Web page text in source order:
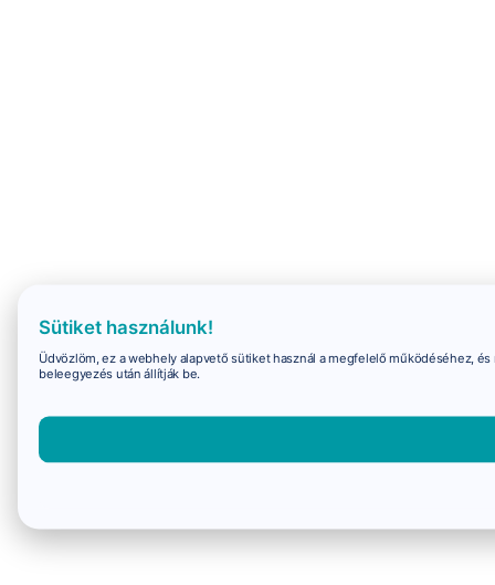
Sütiket használunk!
Üdvözlöm, ez a webhely alapvető sütiket használ a megfelelő működéséhez,
beleegyezés után állítják be.